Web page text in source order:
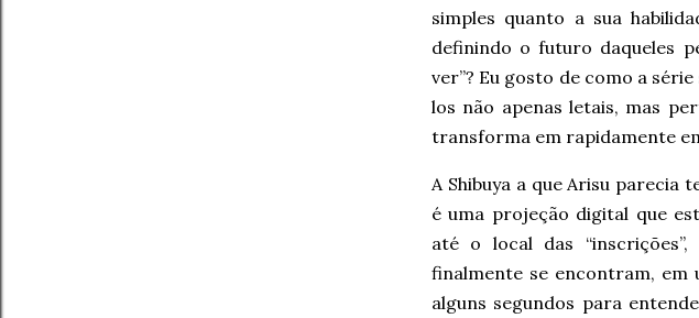
simples quanto a sua
definindo o futuro daqueles
ver”? Eu gosto de como a
los não apenas letais, mas
transforma em rapidamente
A Shibuya a que Arisu
é uma projeção digital que
até o local das
finalmente se encontram, em
alguns segundos para